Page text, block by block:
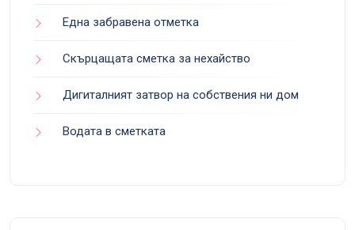
Една забравена отметка
Скърцащата сметка за нехайство
Дигиталният затвор на собствения ни дом
Водата в сметката